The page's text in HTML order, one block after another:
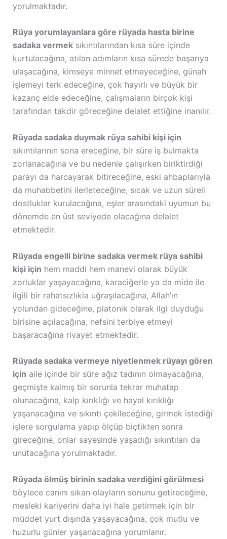
yorulmaktadır.
Rüya yorumlayanlara göre rüyada hasta birine
sadaka vermeksıkıntılarından kısa süre içinde
kurtulacağına, atılan adımların kısa sürede başarıya
ulaşacağına, kimseye minnet etmeyeceğine, günah
işlemeyi terk edeceğine, çok hayırlı ve büyük bir
kazanç elde edeceğine, çalışmaların birçok kişi
tarafından takdir göreceğine delalet ettiğine inanılır.
Rüyada sadaka duymak rüya sahibi kişi için
sıkıntılarının sona ereceğine, bir süre iş bulmakta
zorlanacağına ve bu nedenle çalışırken biriktirdiği
parayı da harcayarak bitireceğine, eski ahbaplarıyla
da muhabbetini ilerleteceğine, sıcak ve uzun süreli
dostluklar kurulacağına, eşler arasındaki uyumun bu
dönemde en üst seviyede olacağına delalet
etmektedir.
Rüyada engelli birine sadaka vermek rüya sahibi
kişi için hem maddi hem manevi olarak büyük
zorluklar yaşayacağına, karaciğerle ya da mide ile
ilgili bir rahatsızlıkla uğraşılacağına, Allah’ın
yolundan gideceğine, platonik olarak ilgi duyduğu
birisine açılacağına, nefsini terbiye etmeyi
başaracağına rivayet etmektedir.
Rüyada sadaka vermeye niyetlenmek rüyayı gören
için aile içinde bir süre ağız tadının olmayacağına,
geçmişte kalmış bir sorunla tekrar muhatap
olunacağına, kalp kırıklığı ve hayal kırıklığı
yaşanacağına ve sıkıntı çekileceğine, girmek istediği
işlere sorgulama yapıp ölçüp biçtikten sonra
gireceğine, onlar sayesinde yaşadığı sıkıntıları da
unutacağına yorulmaktadır.
Rüyada ölmüş birinin sadaka verdiğini görülmesi
böylece canını sıkan olayların sonunu getireceğine,
mesleki kariyerini daha iyi hale getirmek için bir
müddet yurt dışında yaşayacağına, çok mutlu ve
huzurlu günler yaşanacağına yorumlanır.